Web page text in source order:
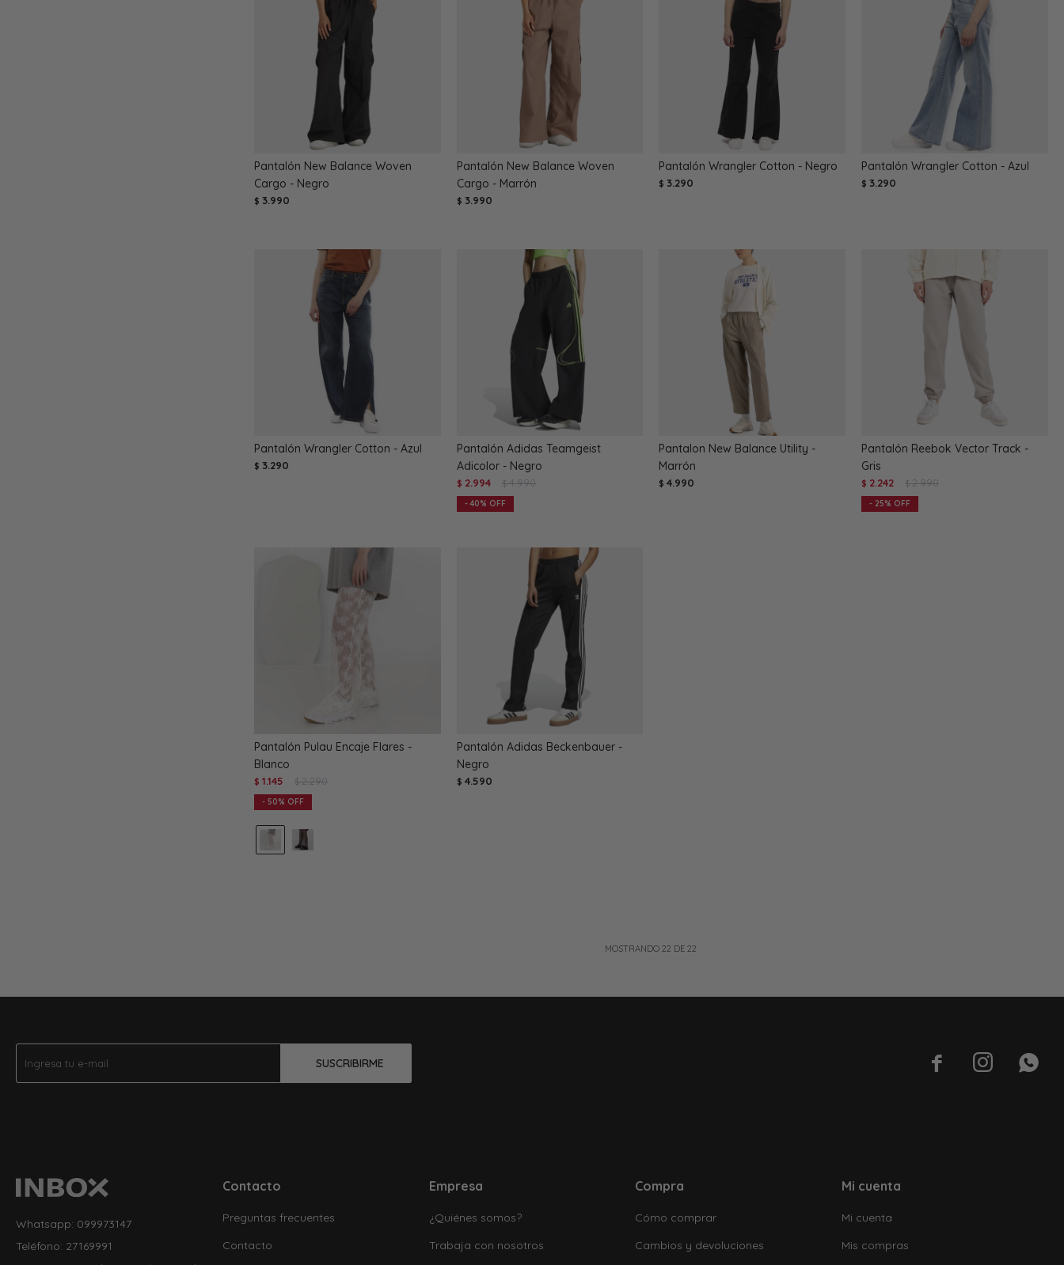
Pantalón New Balance Woven
Cargo - Negro
$ 3.990
Pantalón New Balance Woven
Cargo - Marrón
$ 3.990
Pantalón Wrangler Cotton - Negro
$ 3.290
Pantalón Wrangler Cotton - Azul
$ 3.290
Pantalón Wrangler Cotton - Azul
$ 3.290
Pantalón Adidas Teamgeist
Adicolor - Negro
$ 2.994 $ 4.990
40
Pantalon New Balance Utility -
Marrón
$ 4.990
Pantalón Reebok Vector Track -
Gris
$ 2.242 $ 2.990
25
Pantalón Pulau Encaje Flares -
Blanco
$ 1.145 $ 2.290
50
Pantalón Adidas Beckenbauer -
Negro
$ 4.590
MOSTRANDO22 DE22
SUSCRIBIRME   
Whatsapp: 099973147
Teléfono: 27169991
Contacto
Preguntas frecuentes
Contacto
Empresa
¿Quiénes somos?
Trabaja con nosotros
Compra
Cómo comprar
Cambios y devoluciones
Mi cuenta
Mi cuenta
Mis compras